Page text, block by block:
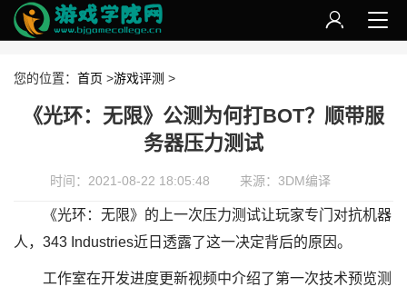
您的位置： 首页 >游戏评测 >
《光环：无限》公测为何打BOT？顺带服
务器压力测试
时间：2021-08-22 18:05:48 来源：3DM编译
《光环：无限》的上一次压力测试让玩家专门对抗机器
人，343 Industries近日透露了这一决定背后的原因。
工作室在开发进度更新视频中介绍了第一次技术预览测